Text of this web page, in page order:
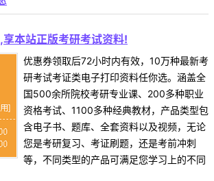
本站正版考研考试资料!
优惠券领取后72小时内有效，10万种最新考
研考试考证类电子打印资料任你选。涵盖全
国500余所院校考研专业课、200多种职业
资格考试、1100多种经典教材，产品类型包
含电子书、题库、全套资料以及视频，无论
您是考研复习、考证刷题，还是考前冲刺
等，不同类型的产品可满足您学习上的不同